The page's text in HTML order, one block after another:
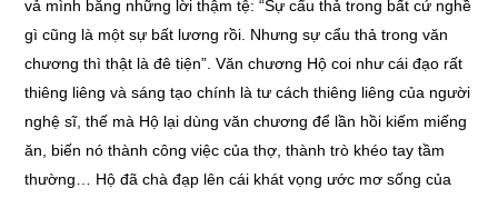
vả mình bằng những lời thậm tệ: “Sự cẩu thả trong bất cứ nghề
gì cũng là một sự bất lương rồi. Nhưng sự cẩu thả trong văn
chương thì thật là đê tiện”. Văn chương Hộ coi như cái đạo rất
thiêng liêng và sáng tạo chính là tư cách thiêng liêng của người
nghệ sĩ, thế mà Hộ lại dùng văn chương để lần hồi kiếm miếng
ăn, biến nó thành công việc của thợ, thành trò khéo tay tầm
thường… Hộ đã chà đạp lên cái khát vọng ước mơ sống của